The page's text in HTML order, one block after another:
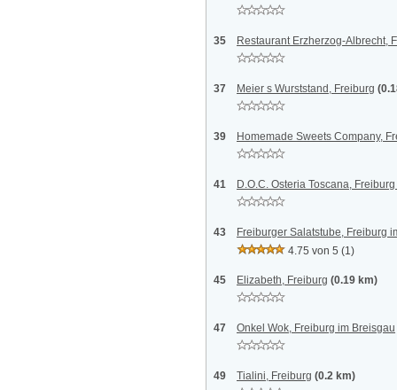
35 Restaurant Erzherzog-Albrecht,
37 Meier s Wurststand, Freiburg
39 Homemade Sweets Company,
41 D.O.C. Osteria Toscana,
43
Freiburger Salatstube, Freiburg
4.75 von 5 (1)
45 Elizabeth, Freiburg (0.19 km)
47 Onkel Wok, Freiburg im Breisgau
49 Tialini, Freiburg (0.2 km)